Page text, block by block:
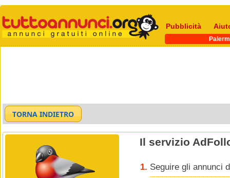
Pubblicità
Il servizio
Seguire gli annunci